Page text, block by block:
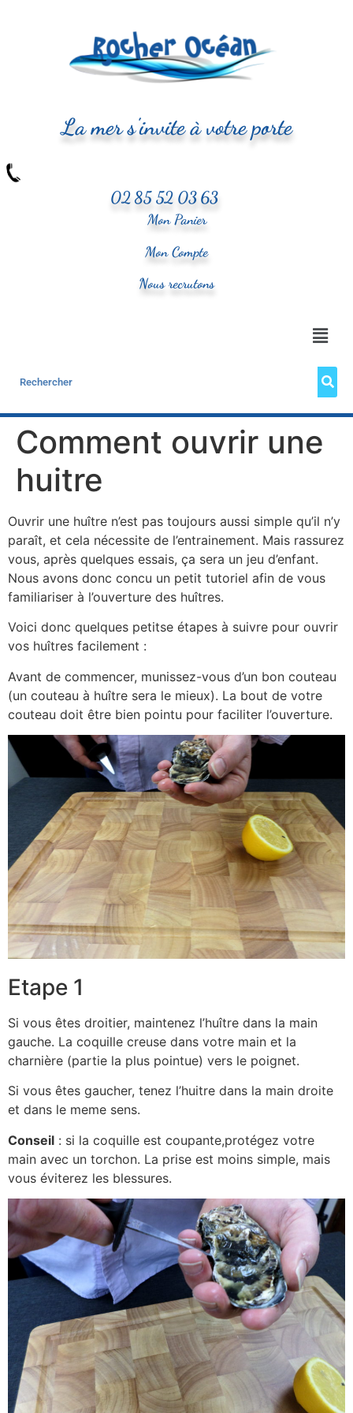
La mer s'invite à votre porte
02 85 52 03 63
Mon Panier
Mon Compte
Nous recrutons
Comment ouvrir une
huitre
Ouvrir une huître n’est pas toujours aussi simple qu’il n’y
paraît, et cela nécessite de l’entrainement. Mais rassurez
vous, après quelques essais, ça sera un jeu d’enfant.
Nous avons donc concu un petit tutoriel afin de vous
familiariser à l’ouverture des huîtres.
Voici donc quelques petitse étapes à suivre pour ouvrir
vos huîtres facilement :
Avant de commencer, munissez-vous d’un bon couteau
(un couteau à huître sera le mieux). La bout de votre
couteau doit être bien pointu pour faciliter l’ouverture.
Etape 1
Si vous êtes droitier, maintenez l’huître dans la main
gauche. La coquille creuse dans votre main et la
charnière (partie la plus pointue) vers le poignet.
Si vous êtes gaucher, tenez l’huitre dans la main droite
et dans le meme sens.
Conseil : si la coquille est coupante,protégez votre
main avec un torchon. La prise est moins simple, mais
vous éviterez les blessures.